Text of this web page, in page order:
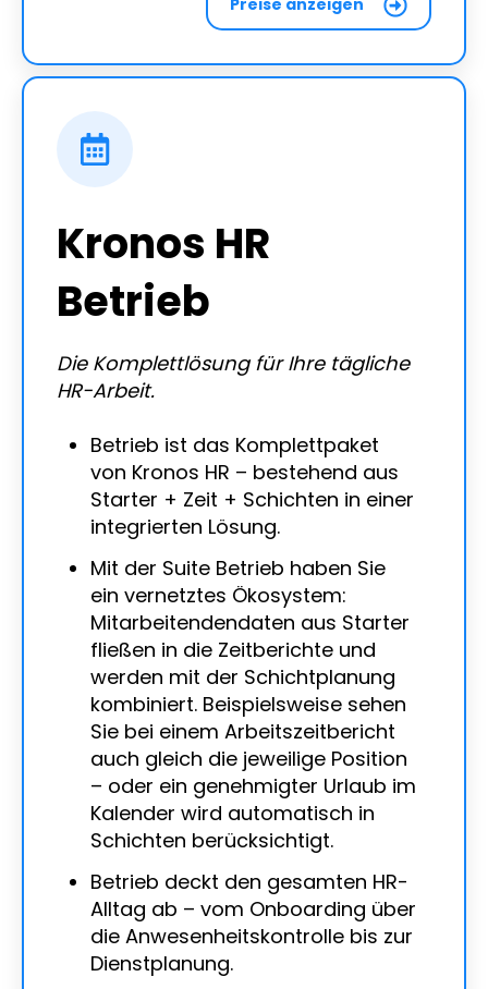
Preise anzeigen
Kronos HR
Betrieb
Die Komplettlösung für Ihre tägliche
HR-Arbeit.
Betrieb ist das Komplettpaket
von Kronos HR – bestehend aus
Starter + Zeit + Schichten in einer
integrierten Lösung.
Mit der Suite Betrieb haben Sie
ein vernetztes Ökosystem:
Mitarbeitendendaten aus Starter
fließen in die Zeitberichte und
werden mit der Schichtplanung
kombiniert. Beispielsweise sehen
Sie bei einem Arbeitszeitbericht
auch gleich die jeweilige Position
– oder ein genehmigter Urlaub im
Kalender wird automatisch in
Schichten berücksichtigt.
Betrieb deckt den gesamten HR-
Alltag ab – vom Onboarding über
die Anwesenheitskontrolle bis zur
Dienstplanung.